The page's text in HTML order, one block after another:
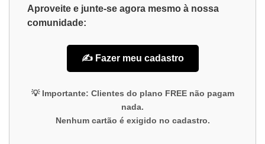
Aproveite e junte-se agora mesmo à nossa
comunidade:
✍️ Fazer meu cadastro
💡 Importante: Clientes do plano FREEnão pagam
nada.
Nenhum cartão é exigido no cadastro.